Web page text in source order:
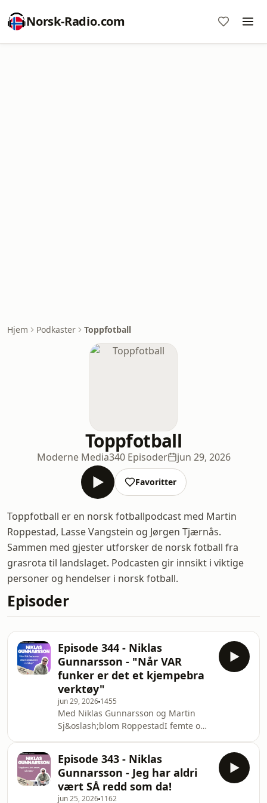
Norsk-Radio.com
Hjem Podkaster Toppfotball
Toppfotball
Moderne Media340 Episoder jun 29, 2026
Favoritter
Toppfotball er en norsk fotballpodcast med Martin
Roppestad, Lasse Vangstein og Jørgen Tjærnås.
Sammen med gjester utforsker de norsk fotball fra
grasrota til landslaget. Podcasten gir innsikt i viktige
personer og hendelser i norsk fotball.
Episoder
Episode 344 - Niklas
Gunnarsson - "Når VAR
funker er det et kjempebra
verktøy"
jun 29, 2026 1455
Med Niklas Gunnarsson og Martin
Sj&oslash;blom RoppestadI femte og
verdensklassespillere, enorme
talenter som ikke fikk det ut,
br&aring;kete lagkamerater, svenske
Episode 343 - Niklas
Gunnarsson - Jeg har aldri
vært SÅ redd som da!
jun 25, 2026 1162